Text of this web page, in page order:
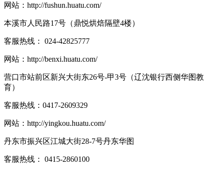
网站： http://fushun.huatu.com/
本溪市人民路17号（鼎悦烘焙隔壁4楼）
客服热线： 024-42825777
网站： http://benxi.huatu.com/
营口市站前区新兴大街东26号-甲3号（辽沈银行西侧华图教
育）
客服热线： 0417-2609329
网站： http://yingkou.huatu.com/
丹东市振兴区江城大街28-7号丹东华图
客服热线： 0415-2860100